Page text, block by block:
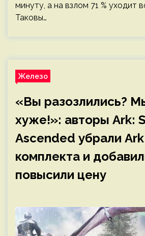
минуту, а на взлом 71 % уходит
Таковы…
Железо
«Вы разозлились?
хуже!»: авторы Ark:
Ascended убрали Ark
комплекта и
повысили цену